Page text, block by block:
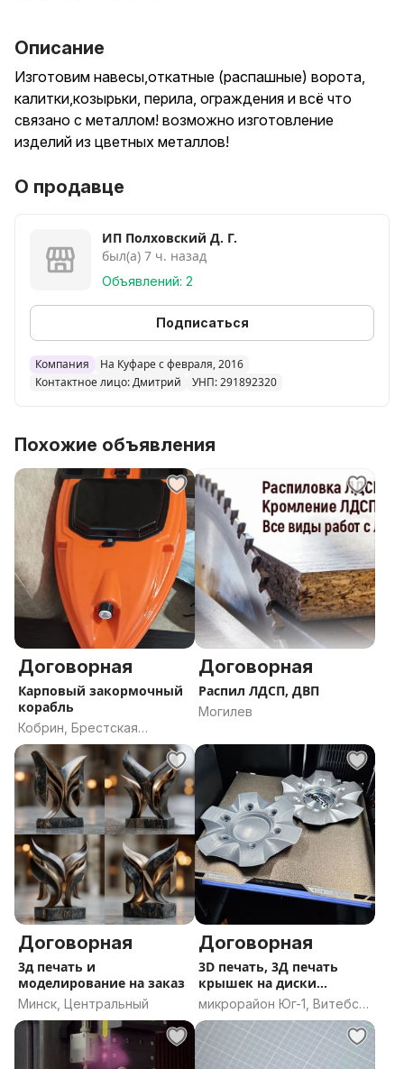
Описание
Изготовим навесы,откатные (распашные) ворота,
калитки,козырьки, перила, ограждения и всё что
связано с металлом! возможно изготовление
изделий из цветных металлов!
О продавце
ИП Полховский Д. Г.
был(а) 7 ч. назад
Объявлений: 2
Подписаться
Компания
На Куфаре с февраля, 2016
Контактное лицо: Дмитрий
УНП: 291892320
Похожие объявления
Договорная
Карповый закормочный
корабль
Кобрин, Брестская
область
Договорная
Распил ЛДСП, ДВП
Могилев
Договорная
3д печать и
моделирование на заказ
Минск, Центральный
Договорная
3D печать, 3Д печать
крышек на диски
автомобиля
микрорайон Юг-1, Витебск,
Витебская область